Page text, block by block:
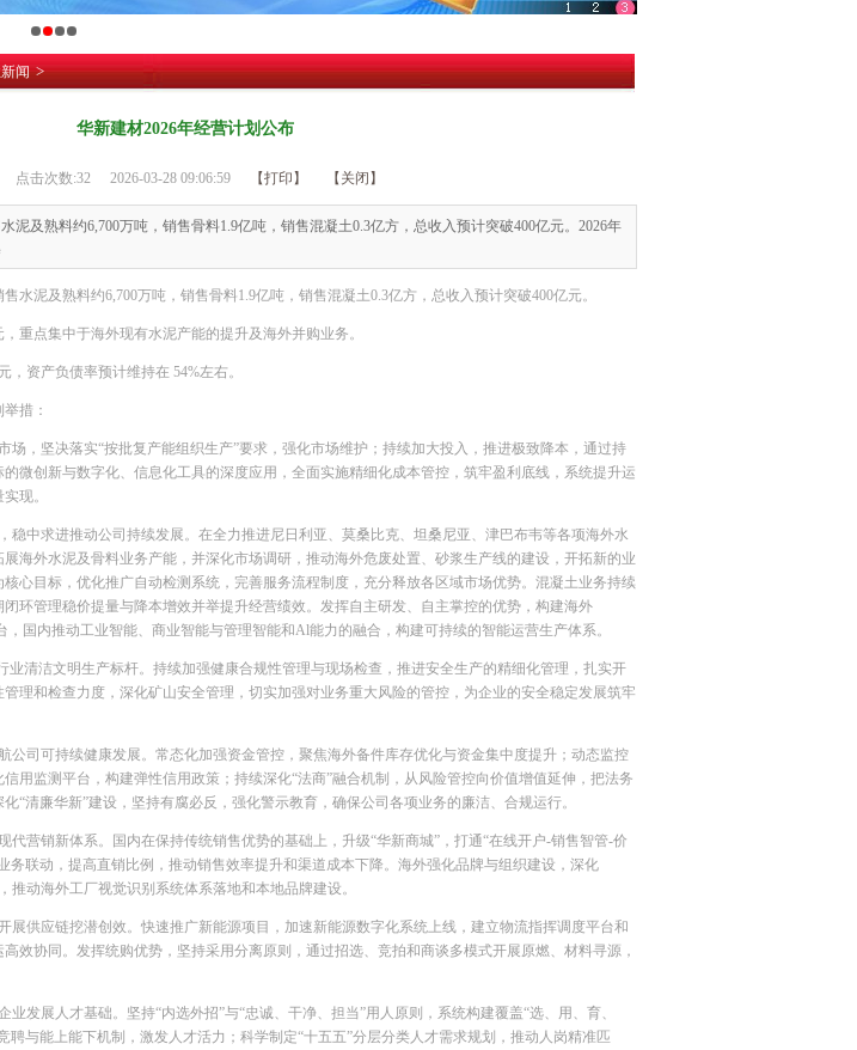
闻>
华新建材2026年经营计划公布
点击次数:32 2026-03-28 09:06:59 【打印】 【关闭】
泥及熟料约6,700万吨，销售骨料1.9亿吨，销售混凝土0.3亿方，总收入预计突破400亿元。2026年
水泥及熟料约6,700万吨，销售骨料1.9亿吨，销售混凝土0.3亿方，总收入预计突破400亿元。
重点集中于海外现有水泥产能的提升及海外并购业务。
，资产负债率预计维持在 54%左右。
措：
场，坚决落实“按批复产能组织生产”要求，强化市场维护；持续加大投入，推进极致降本，通过持
微创新与数字化、信息化工具的深度应用，全面实施精细化成本管控，筑牢盈利底线，系统提升运
现。
稳中求进推动公司持续发展。在全力推进尼日利亚、莫桑比克、坦桑尼亚、津巴布韦等各项海外水
海外水泥及骨料业务产能，并深化市场调研，推动海外危废处置、砂浆生产线的建设，开拓新的业
心目标，优化推广自动检测系统，完善服务流程制度，充分释放各区域市场优势。混凝土业务持续
环管理稳价提量与降本增效并举提升经营绩效。发挥自主研发、自主掌控的优势，构建海外
，国内推动工业智能、商业智能与管理智能和Al能力的融合，构建可持续的智能运营生产体系。
业清洁文明生产标杆。持续加强健康合规性管理与现场检查，推进安全生产的精细化管理，扎实开
理和检查力度，深化矿山安全管理，切实加强对业务重大风险的管控，为企业的安全稳定发展筑牢
公司可持续健康发展。常态化加强资金管控，聚焦海外备件库存优化与资金集中度提升；动态监控
用监测平台，构建弹性信用政策；持续深化“法商”融合机制，从风险管控向价值增值延伸，把法务
“清廉华新”建设，坚持有腐必反，强化警示教育，确保公司各项业务的廉洁、合规运行。
代营销新体系。国内在保持传统销售优势的基础上，升级“华新商城”，打通“在线开户-销售智管-价
务联动，提高直销比例，推动销售效率提升和渠道成本下降。海外强化品牌与组织建设，深化
动海外工厂视觉识别系统体系落地和本地品牌建设。
展供应链挖潜创效。快速推广新能源项目，加速新能源数字化系统上线，建立物流指挥调度平台和
效协同。发挥统购优势，坚持采用分离原则，通过招选、竞拍和商谈多模式开展原燃、材料寻源，
业发展人才基础。坚持“内选外招”与“忠诚、干净、担当”用人原则，系统构建覆盖“选、用、育、
聘与能上能下机制，激发人才活力；科学制定“十五五”分层分类人才需求规划，推动人岗精准匹